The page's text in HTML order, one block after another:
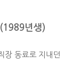
년생)
장 동료로 지내